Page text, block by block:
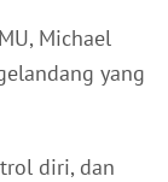
Michael
yang
diri, dan